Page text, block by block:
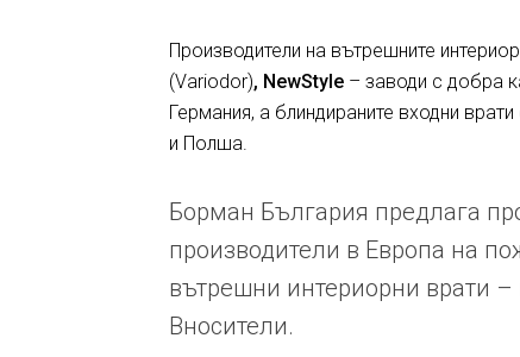
Производители на вътрешните
(Variodor), NewStyle– заводи с добра
Германия, а блиндираните входни врати
и Полша.
Борман България предлага
производители в Европа на
вътрешни интериорни врати –
Вносители.